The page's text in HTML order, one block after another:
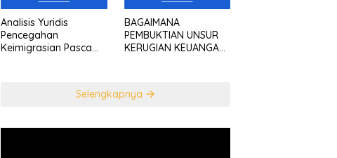
Analisis Yuridis
Pencegahan
Keimigrasian Pasca
BAGAIMANA
PEMBUKTIAN UNSUR
KERUGIAN KEUANGAN
Selengkapnya